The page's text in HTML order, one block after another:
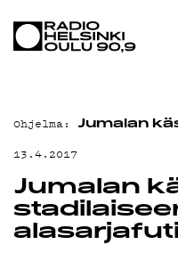
TEKIJÄT
ON-DEMAND
PODCAST
MAINOSTA
Ohjelma: Jumalan
13.4.2017
Jumalan